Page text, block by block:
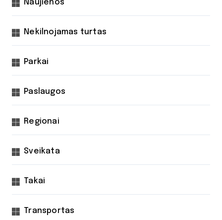
Naujienos
Nekilnojamas turtas
Parkai
Paslaugos
Regionai
Sveikata
Takai
Transportas